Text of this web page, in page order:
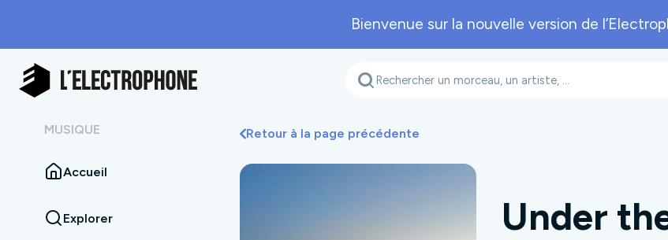
Bienvenue sur la nouvelle version de
MUSIQUE
Accueil
Explorer
Retour à la page précédente
Under